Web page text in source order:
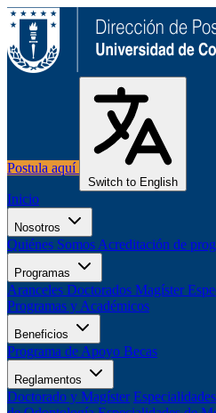
Postula aquí
Switch to English
Inicio
Nosotros
Quiénes Somos Acreditación de
Programas
Aranceles Doctorados Magíster
Programas y Académicos
Beneficios
Programa de Apoyo Becas
Reglamentos
Doctorado y Magíster